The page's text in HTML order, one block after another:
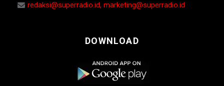
redaksi@superradio.id, marketing@superradio.id
DOWNLOAD